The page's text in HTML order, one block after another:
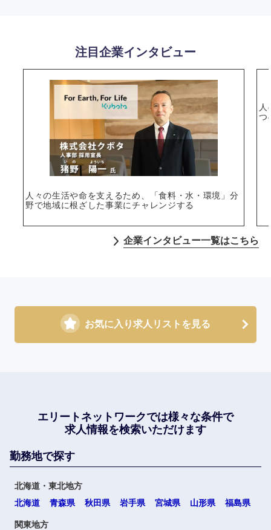
注目企業インタビュー
人々の生活や命を支えるため、「食料・水・環境」分
野で地域に根ざした事業にチャレンジする
人
つ
企業インタビュー一覧はこちら
お気に入り求人リストを見る
エリートネットワークでは様々な条件で
求人情報を検索いただけます
勤務地で探す
北海道・東北地方
北海道
青森県 秋田県 岩手県 宮城県 山形県 福島県
関東地方